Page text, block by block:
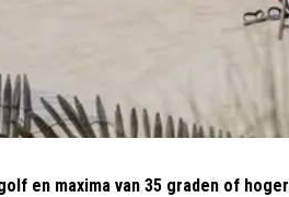
en maxima van 35 graden of hoger